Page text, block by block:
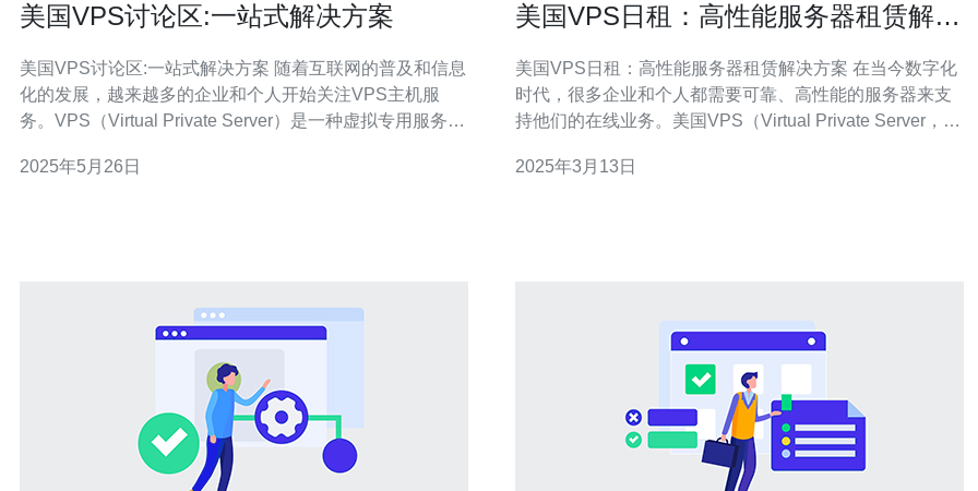
美国VPS讨论区:一站式解决方案
美国VPS讨论区:一站式解决方案 随着互联网的普及和信息
化的发展，越来越多的企业和个人开始关注VPS主机服
务。VPS（Virtual Private Server）是一种虚拟专用服务
高效的网络服务。在美国，VPS主机市场竞争激烈，各家
2025年5月26日
美国VPS日租：高性能服务器租赁解决
美国VPS日租：高性能服务器租赁解决方案 在当今数字化
时代，很多企业和个人都需要可靠、高性能的服务器来支
持他们的在线业务。美国VPS（Virtual Private Server，虚
以满足各种需求。本文将介绍美国VPS日租，并探讨其作
2025年3月13日